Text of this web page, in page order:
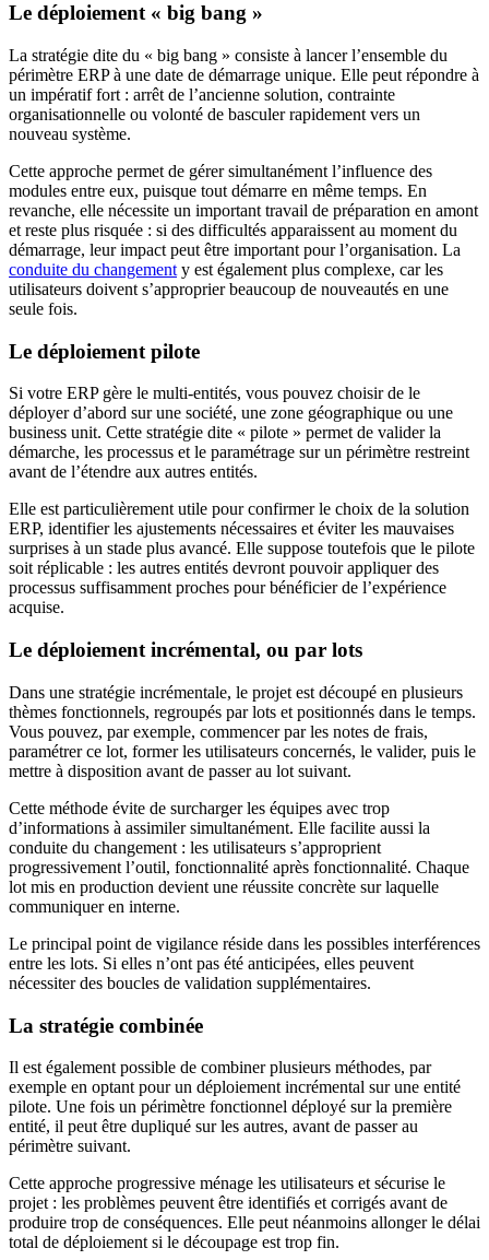
Le déploiement « big bang »
La stratégie dite du « big bang » consiste à lancer l’ensemble du
périmètre ERP à une date de démarrage unique. Elle peut répondre à
un impératif fort : arrêt de l’ancienne solution, contrainte
organisationnelle ou volonté de basculer rapidement vers un
nouveau système.
Cette approche permet de gérer simultanément l’influence des
modules entre eux, puisque tout démarre en même temps. En
revanche, elle nécessite un important travail de préparation en amont
et reste plus risquée : si des difficultés apparaissent au moment du
démarrage, leur impact peut être important pour l’organisation. La
conduite du changement y est également plus complexe, car les
utilisateurs doivent s’approprier beaucoup de nouveautés en une
seule fois.
Le déploiement pilote
Si votre ERP gère le multi-entités, vous pouvez choisir de le
déployer d’abord sur une société, une zone géographique ou une
business unit. Cette stratégie dite « pilote » permet de valider la
démarche, les processus et le paramétrage sur un périmètre restreint
avant de l’étendre aux autres entités.
Elle est particulièrement utile pour confirmer le choix de la solution
ERP, identifier les ajustements nécessaires et éviter les mauvaises
surprises à un stade plus avancé. Elle suppose toutefois que le pilote
soit réplicable : les autres entités devront pouvoir appliquer des
processus suffisamment proches pour bénéficier de l’expérience
acquise.
Le déploiement incrémental, ou par lots
Dans une stratégie incrémentale, le projet est découpé en plusieurs
thèmes fonctionnels, regroupés par lots et positionnés dans le temps.
Vous pouvez, par exemple, commencer par les notes de frais,
paramétrer ce lot, former les utilisateurs concernés, le valider, puis le
mettre à disposition avant de passer au lot suivant.
Cette méthode évite de surcharger les équipes avec trop
d’informations à assimiler simultanément. Elle facilite aussi la
conduite du changement : les utilisateurs s’approprient
progressivement l’outil, fonctionnalité après fonctionnalité. Chaque
lot mis en production devient une réussite concrète sur laquelle
communiquer en interne.
Le principal point de vigilance réside dans les possibles interférences
entre les lots. Si elles n’ont pas été anticipées, elles peuvent
nécessiter des boucles de validation supplémentaires.
La stratégie combinée
Il est également possible de combiner plusieurs méthodes, par
exemple en optant pour un déploiement incrémental sur une entité
pilote. Une fois un périmètre fonctionnel déployé sur la première
entité, il peut être dupliqué sur les autres, avant de passer au
périmètre suivant.
Cette approche progressive ménage les utilisateurs et sécurise le
projet : les problèmes peuvent être identifiés et corrigés avant de
produire trop de conséquences. Elle peut néanmoins allonger le délai
total de déploiement si le découpage est trop fin.